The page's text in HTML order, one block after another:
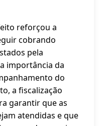
reforçou a
cobrando
pela
importância da
do
a fiscalização
garantir que as
atendidas e que